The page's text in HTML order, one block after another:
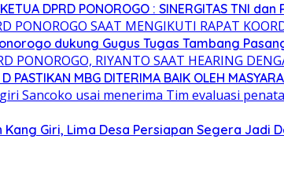
DPRD PONOROGO : SINERGITAS TNI dan
dukung Gugus Tugas Tambang
PASTIKAN MBG DITERIMA BAIK OLEH
Kang Giri, Lima Desa Persiapan Segera Jadi